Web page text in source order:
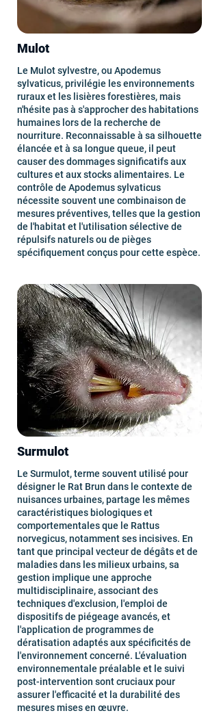
Mulot
Le Mulot sylvestre, ou Apodemus
sylvaticus, privilégie les environnements
ruraux et les lisières forestières, mais
n'hésite pas à s'approcher des habitations
humaines lors de la recherche de
nourriture. Reconnaissable à sa silhouette
élancée et à sa longue queue, il peut
causer des dommages significatifs aux
cultures et aux stocks alimentaires. Le
contrôle de Apodemus sylvaticus
nécessite souvent une combinaison de
mesures préventives, telles que la gestion
de l'habitat et l'utilisation sélective de
répulsifs naturels ou de pièges
spécifiquement conçus pour cette espèce.
Surmulot
Le Surmulot, terme souvent utilisé pour
désigner le Rat Brun dans le contexte de
nuisances urbaines, partage les mêmes
caractéristiques biologiques et
comportementales que le Rattus
norvegicus, notamment ses incisives. En
tant que principal vecteur de dégâts et de
maladies dans les milieux urbains, sa
gestion implique une approche
multidisciplinaire, associant des
techniques d'exclusion, l'emploi de
dispositifs de piégeage avancés, et
l'application de programmes de
dératisation adaptés aux spécificités de
l'environnement concerné. L'évaluation
environnementale préalable et le suivi
post-intervention sont cruciaux pour
assurer l'efficacité et la durabilité des
mesures mises en œuvre.